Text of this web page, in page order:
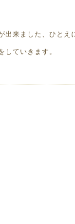
出来ました、ひとえ
していきます。